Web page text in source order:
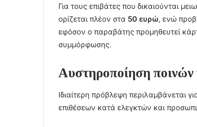
Για τους επιβάτες που δικαιούνται
ορίζεται πλέον στα 50 ευρώ, ενώ
εφόσον ο παραβάτης προμηθευτεί
συμμόρφωσης.
Αυστηροποίηση ποινών
Ιδιαίτερη πρόβλεψη περιλαμβάνεται
επιθέσεων κατά ελεγκτών και